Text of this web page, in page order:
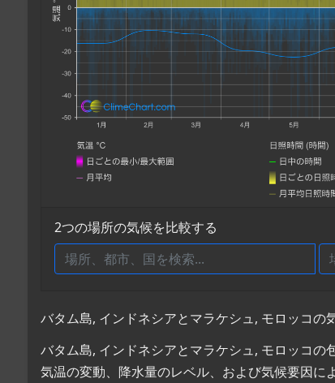
2つの場所の気候を比較する
バタム島, インドネシアとマラケシュ, モロッコの
バタム島, インドネシアとマラケシュ, モロッコの
気温の変動、降水量のレベル、および気候要因